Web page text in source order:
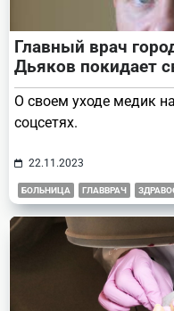
Главный врач
Дьяков покидает
О своем уходе медик
соцсетях.
22.11.2023
БОЛЬНИЦА ГЛАВВРАЧ